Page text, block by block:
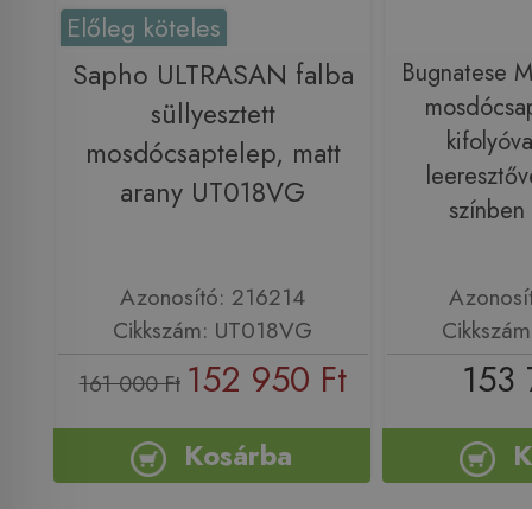
Előleg köteles
Sapho ULTRASAN falba
süllyesztett
mosdócsaptelep, matt
arany UT018VG
Azonosító: 216214
Cikkszám: UT018VG
161 000 Ft 152 950 Ft
Kosárba
Bugnatese
153